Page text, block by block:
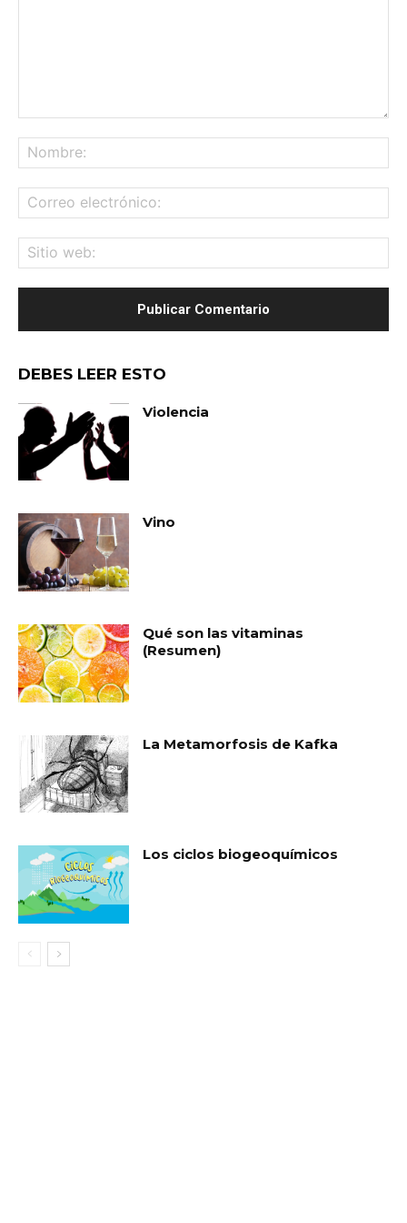
DEBES LEER ESTO
Violencia
Vino
Qué son las vitaminas
(Resumen)
La Metamorfosis de Kafka
Los ciclos biogeoquímicos